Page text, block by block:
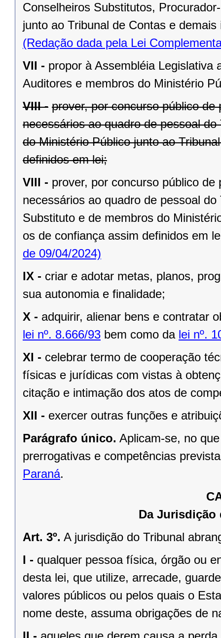
Conselheiros Substitutos,
junto ao Tribunal de Contas e
(Redação dada pela Lei
VII - propor à Assembléia Legislativa
Auditores e membros do Ministério
VIII - prover, por concurso público
necessários ao quadro de pessoal
do Ministério Público junto ao
definidos em lei;
VIII - prover, por concurso público
necessários ao quadro de pessoal
Substituto e de membros do
os de confiança assim definidos em
de 09/04/2024)
IX - criar e adotar metas, planos,
sua autonomia e finalidade;
X - adquirir, alienar bens e contratar
lei nº. 8.666/93 bem como da lei nº.
XI - celebrar termo de cooperação
físicas e jurídicas com vistas à
citação e intimação dos atos de
XII - exercer outras funções e
Parágrafo único. Aplicam-se, no
prerrogativas e competências
Paraná.
Da Jurisdição
Art. 3º. A jurisdição do Tribunal
I - qualquer pessoa física, órgão ou
desta lei, que utilize, arrecade,
valores públicos ou pelos quais o
nome deste, assuma obrigações de